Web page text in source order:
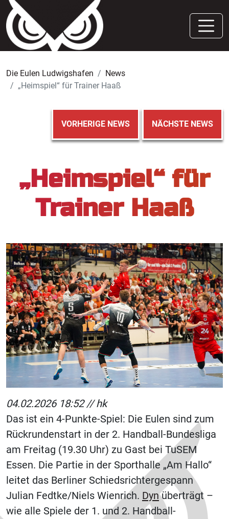
Die Eulen Ludwigshafen
News
„Heimspiel“ für Trainer Haaß
VORHERIGE NEWS NÄCHSTE NEWS
„Heimspiel“ für
Trainer Haaß
04.02.2026 18:52 //hk
Das ist ein 4-Punkte-Spiel: Die Eulen sind zum
Rückrundenstart in der 2. Handball-Bundesliga
am Freitag (19.30 Uhr) zu Gast bei TuSEM
Essen. Die Partie in der Sporthalle „Am Hallo“
leitet das Berliner Schiedsrichtergespann
Julian Fedtke/Niels Wienrich. Dynüberträgt –
wie alle Spiele der 1. und 2. Handball-